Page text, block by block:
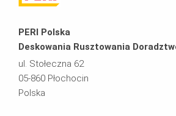
PERI Polska
Deskowania Rusztowania
ul. Stołeczna 62
05-860 Płochocin
Polska